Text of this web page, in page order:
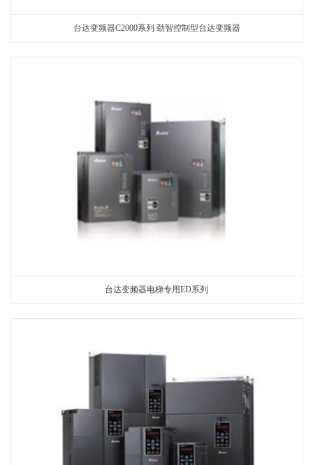
台达变频器C2000系列 劲智控制型台达变频器
台达变频器电梯专用ED系列